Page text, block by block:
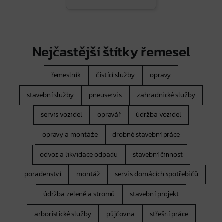
Nejčastější štítky řemesel
řemeslník čistící služby
opravy
stavební služby
pneuservis
zahradnické služby
servis vozidel
opravář
údržba vozidel
opravy a montáže
drobné stavební práce
odvoz a likvidace odpadu
stavební činnost
poradenství
montáž
servis domácích spotřebičů
údržba zeleně a stromů
stavební projekt
arboristické služby
půjčovna střešní práce